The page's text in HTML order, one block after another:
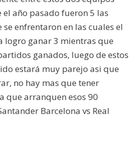
año pasado fueron 5 las
se enfrentaron en las cuales el
logro ganar 3 mientras que
ganados, luego de estos
estará muy parejo asi que
no hay mas que tener
que arranquen esos 90
Barcelona vs Real